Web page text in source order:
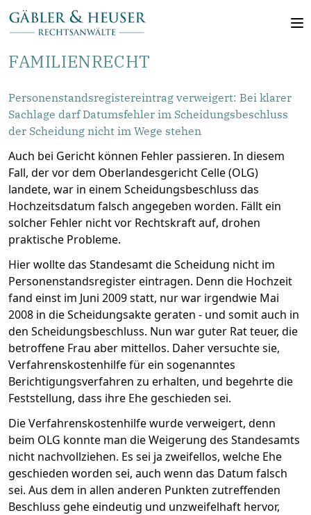
FAMILIENRECHT
Personenstandsregistereintrag verweigert: Bei klarer
Sachlage darf Datumsfehler im Scheidungsbeschluss
der Scheidung nicht im Wege stehen
Auch bei Gericht können Fehler passieren. In diesem
Fall, der vor dem Oberlandesgericht Celle (OLG)
landete, war in einem Scheidungsbeschluss das
Hochzeitsdatum falsch angegeben worden. Fällt ein
solcher Fehler nicht vor Rechtskraft auf, drohen
praktische Probleme.
Hier wollte das Standesamt die Scheidung nicht im
Personenstandsregister eintragen. Denn die Hochzeit
fand einst im Juni 2009 statt, nur war irgendwie Mai
2008 in die Scheidungsakte geraten - und somit auch in
den Scheidungsbeschluss. Nun war guter Rat teuer, die
betroffene Frau aber mittellos. Daher versuchte sie,
Verfahrenskostenhilfe für ein sogenanntes
Berichtigungsverfahren zu erhalten, und begehrte die
Feststellung, dass ihre Ehe geschieden sei.
Die Verfahrenskostenhilfe wurde verweigert, denn
beim OLG konnte man die Weigerung des Standesamts
nicht nachvollziehen. Es sei ja zweifellos, welche Ehe
geschieden worden sei, auch wenn das Datum falsch
sei. Aus dem in allen anderen Punkten zutreffenden
Beschluss gehe eindeutig und unzweifelhaft hervor,